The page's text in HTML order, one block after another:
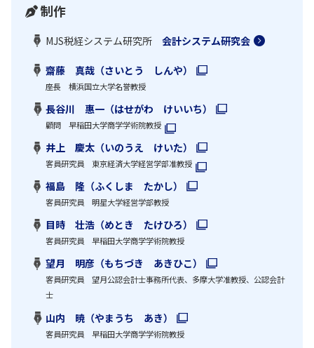
制作
MJS税経システム研究所 会計システム研究会
齋藤 真哉（さいとう しんや）
座長 横浜国立大学名誉教授
長谷川 惠一（はせがわ けいいち）
顧問 早稲田大学商学学術院教授
井上 慶太（いのうえ けいた）
客員研究員 東京経済大学経営学部准教授
福島 隆（ふくしま たかし）
客員研究員 明星大学経営学部教授
目時 壮浩（めとき たけひろ）
客員研究員 早稲田大学商学学術院教授
望月 明彦（もちづき あきひこ）
客員研究員 望月公認会計士事務所代表、多摩大学准教授、公認会計
士
山内 暁（やまうち あき）
客員研究員 早稲田大学商学学術院教授